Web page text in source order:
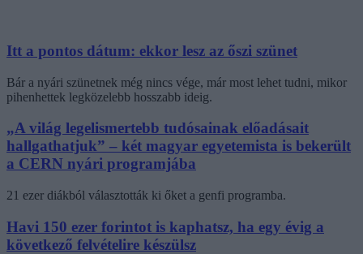
Itt a pontos dátum: ekkor lesz az őszi szünet
Bár a nyári szünetnek még nincs vége, már most lehet tudni, mikor
pihenhettek legközelebb hosszabb ideig.
„A világ legelismertebb tudósainak előadásait
hallgathatjuk” – két magyar egyetemista is bekerült
a CERN nyári programjába
21 ezer diákból választották ki őket a genfi programba.
Havi 150 ezer forintot is kaphatsz, ha egy évig a
következő felvételire készülsz